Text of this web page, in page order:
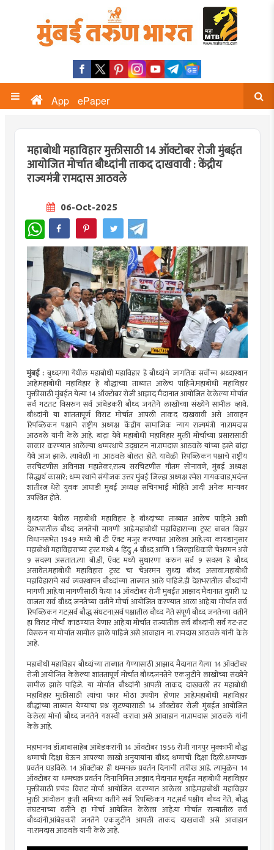
App ePaper
महाबोधी महाविहार मुक्तीसाठी 14 ऑक्टोबर रोजी मुंबईत
आयोजित मोर्चात बौध्दांनी ताकद दाखवावी : केंद्रीय
राज्यमंत्री रामदास आठवले
06-Oct-2025
WhatsApp
मुंबई : बुध्दगया येथील महाबोधी महाविहार हे बौध्दांचे जागतिक सर्वोच्च श्रध्दास्थान
आहे.महाबोधी महाविहार हे बौद्धांच्या ताब्यात आलेच पाहिजे.महाबोधी महाविहार
मुक्तीसाठी मुंबईत येत्या 14 ऑक्टोबर रोजी आझाद मैदानात आयोजित केलेल्या मोर्चात
सर्व गटतट विसरुन सर्व आंबेडकरी बौध्द जनतेने लाखोंच्या संख्येने सामील व्हावे.
बौध्दांनी या शांततापूर्ण विराट मोर्चात आपली ताकद दाखवावी असे आवाहन
रिपब्लिकन पक्षाचे राष्ट्रीय अध्यक्ष केंद्रीय सामाजिक न्याय राज्यमंत्री ना.रामदास
आठवले यांनी केले आहे. बांद्रा येथे महाबोधी महाविहार मुक्ती मोर्चाच्या प्रसारासाठी
साकार करण्यात आलेल्या धम्मरथाचे उद्घाटन ना.रामदास आठवले यांच्या हस्ते बांद्रा
येथे आज झाले. त्यावेळी ना .आठवले बोलत होते. यावेळी रिपब्लिकन पक्षाचे राष्ट्रीय
सरचिटणीस अविनाश महातेकर,राज्य सरचिटणीस गौतम सोनावणे, मुंबई अध्यक्ष
सिद्धार्थ कासारे; धम्म रथाचे संयोजक उत्तर मुंबई जिल्हा अध्यक्ष रमेश गायकवाड,भदंन्त
शांतीरत्न थेरो युवक आघाडी मुंबई अध्यक्ष सचिनभाई मोहिते आदी अनेक मान्यवर
उपस्थित होते.
बुध्दगया येथील महाबोधी महाविहार हे बौध्दांच्या ताब्यात आलेच पाहिजे अशी
देशभरातील बौध्द जनतेची मागणी आहे.महाबोधी महाविहाराच्या ट्रस्ट बाबत बिहार
विधानसभेत 1949 मध्ये बी टी ऍक्ट मंजुर करण्यात आलेला आहे.त्या कायद्यानुसार
महाबोधी महाविहाराच्या ट्रस्ट मध्ये 4 हिंदु ,4 बौध्द आणि 1 जिल्हाधिकारी चेअरमन असे
9 सदस्य असतात.त्या बी.डी, ऍक्ट मध्ये सुधारणा करुन सर्व 9 सदस्य हे बौध्द
असावेत.महाबोधी महाविहारा ट्रस्ट चा चेअरमन सुध्दा बौध्द असावा.महाबोधी
महाविहाराचे सर्व व्यवस्थापन बौध्दांच्या ताब्यात आले पाहिजे.ही देशभरातील बौध्दांची
मागणी आहे.या मागणीसाठी येत्या 14 ऑक्टोबर रोजी मुंबईत आझाद मैदानात दुपारी 12
वाजता सर्व बौध्द जनतेच्या वतीने मोर्चा आयोजित करण्यात आला आहे.या मोर्चात सर्व
रिपब्लिकन गट,सर्व बौद्ध संघटना,सर्व पक्षातील बौध्द नेते संपूर्ण बौध्द जनतेच्या वतीने
हा विराट मोर्चा काढण्यात येणार आहे.या मोर्चात राज्यातील सर्व बौध्दांनी सर्व गट-तट
विसरुन या मोर्चात सामील झाले पाहिजे असे आवाहान ना. रामदास आठवले यांनी केले
आहे.
महाबोधी महाविहार बौध्दांच्या ताब्यात येण्यासाठी आझाद मैदानात येत्या 14 ऑक्टोबर
रोजी आयोजित केलेल्या शांततापूर्ण मोर्चात बौध्दजनतेने एकजुटीने लाखोंच्या संख्येने
सामील झाले पाहिजे. या मोर्चात बौध्दांनी आपली ताकद दाखवली तर महाबोधी
महाविहार मुक्तीसाठी त्यांचा फार मोठा उपयोग होणार आहे.महाबोधी महाविहार
बौद्धांच्या ताब्यात येण्याचा प्रश्न सुटण्यासाठी 14 ऑक्टोबर रोजी मुंबईत आयोजित
केलेला मोर्चा बौध्द जनतेने यशस्वी करावा असे आवाहान ना.रामदास आठवले यांनी
केले आहे.
महामानव डॉ.बाबासाहेब आंबेडकरांनी 14 ऑक्टोबर 1956 रोजी नागपुर मुक्कामी बौद्ध
धम्माची दिक्षा घेऊन आपल्या लाखो अनुयायांना बौध्द धम्माची दिक्षा दिली.धम्मचक्र
प्रवर्तन घडविले. 14 ऑक्टोबर ही धम्मचक्र प्रवर्तन दिनाची तारीख आहे. त्यामुळेच 14
ऑक्टोबर या धम्मचक्र प्रवर्तन दिनानिमित्त आझाद मैदानात मुंबईत महाबोधी महाविहार
मुक्तीसाठी प्रचंड विराट मोर्चा आयोजित करण्यात आलेला आहे.महाबोधी महाविहार
मुक्ती आंदोलन कृती समिच्या वतीने सर्व रिपब्लिकन गट,सर्व पक्षीय बौध्द नेते, बौद्ध
संघटनाच्या वतीने हा मोर्चा आयेजित केलेला आहे.या मोर्चात राज्यातील सर्व
बौध्दांनी,आंबेडकरी जनतेने एकजुटीने आपली ताकद दाखवावी असे आवाहान
ना.रामदास आठवले यांनी केले आहे.